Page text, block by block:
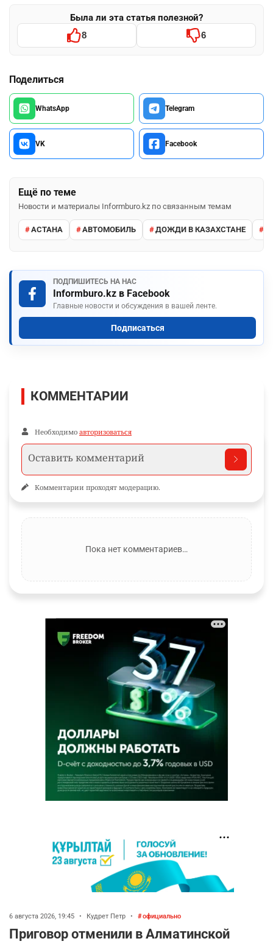
Была ли эта статья полезной?
8 6
Поделиться
WhatsApp Telegram
VK Facebook
Ещё по теме
Новости и материалы Informburo.kz по связанным темам
АСТАНА АВТОМОБИЛЬ ДОЖДИ В КАЗАХСТАНЕ
ПОДПИШИТЕСЬ НА НАС
Informburo.kz в Facebook
Главные новости и обсуждения в вашей ленте.
Подписаться
КОММЕНТАРИИ
Необходимо авторизоваться
Комментарии проходят модерацию.
Пока нет комментариев…
6 августа 2026, 19:45 • Кудрет Петр • официально
Приговор отменили в Алматинской